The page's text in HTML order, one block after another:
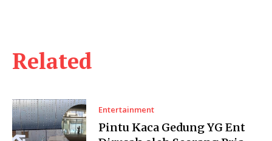
Related
Entertainment
Pintu Kaca Gedung YG Ent